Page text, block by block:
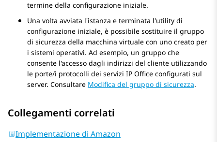
termine della configurazione iniziale.
Una volta avviata l'istanza e terminata l'utility di
configurazione iniziale, è possibile sostituire il gruppo
di sicurezza della macchina virtuale con uno creato per
i sistemi operativi. Ad esempio, un gruppo che
consente l'accesso dagli indirizzi del cliente utilizzando
le porte/i protocolli dei servizi IP Office configurati sul
server. Consultare Modifica del gruppo di sicurezza.
Collegamenti correlati
Implementazione di Amazon